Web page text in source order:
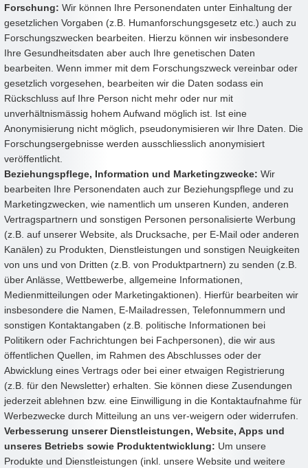
Forschung: Wir können Ihre Personendaten unter Einhaltung der
gesetzlichen Vorgaben (z.B. Humanforschungsgesetz etc.) auch zu
Forschungszwecken bearbeiten. Hierzu können wir insbesondere
Ihre Gesundheitsdaten aber auch Ihre genetischen Daten
bearbeiten. Wenn immer mit dem Forschungszweck vereinbar oder
gesetzlich vorgesehen, bearbeiten wir die Daten sodass ein
Rückschluss auf Ihre Person nicht mehr oder nur mit
unverhältnismässig hohem Aufwand möglich ist. Ist eine
Anonymisierung nicht möglich, pseudonymisieren wir Ihre Daten. Die
Forschungsergebnisse werden ausschliesslich anonymisiert
veröffentlicht.
Beziehungspflege, Information und Marketingzwecke: Wir
bearbeiten Ihre Personendaten auch zur Beziehungspflege und zu
Marketingzwecken, wie namentlich um unseren Kunden, anderen
Vertragspartnern und sonstigen Personen personalisierte Werbung
(z.B. auf unserer Website, als Drucksache, per E-Mail oder anderen
Kanälen) zu Produkten, Dienstleistungen und sonstigen Neuigkeiten
von uns und von Dritten (z.B. von Produktpartnern) zu senden (z.B.
über Anlässe, Wettbewerbe, allgemeine Informationen,
Medienmitteilungen oder Marketingaktionen). Hierfür bearbeiten wir
insbesondere die Namen, E-Mailadressen, Telefonnummern und
sonstigen Kontaktangaben (z.B. politische Informationen bei
Politikern oder Fachrichtungen bei Fachpersonen), die wir aus
öffentlichen Quellen, im Rahmen des Abschlusses oder der
Abwicklung eines Vertrags oder bei einer etwaigen Registrierung
(z.B. für den Newsletter) erhalten. Sie können diese Zusendungen
jederzeit ablehnen bzw. eine Einwilligung in die Kontaktaufnahme für
Werbezwecke durch Mitteilung an uns ver-weigern oder widerrufen.
Verbesserung unserer Dienstleistungen, Website, Apps und
unseres Betriebs sowie Produktentwicklung: Um unsere
Produkte und Dienstleistungen (inkl. unsere Website und weitere